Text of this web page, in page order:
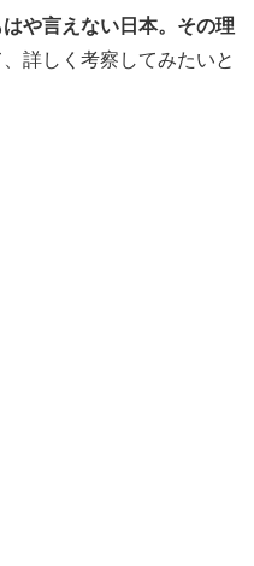
や言えない日本。その理
詳しく考察してみたいと